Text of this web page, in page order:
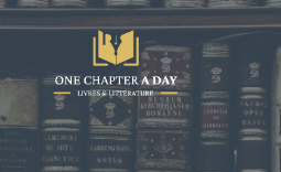
Aller
contenu